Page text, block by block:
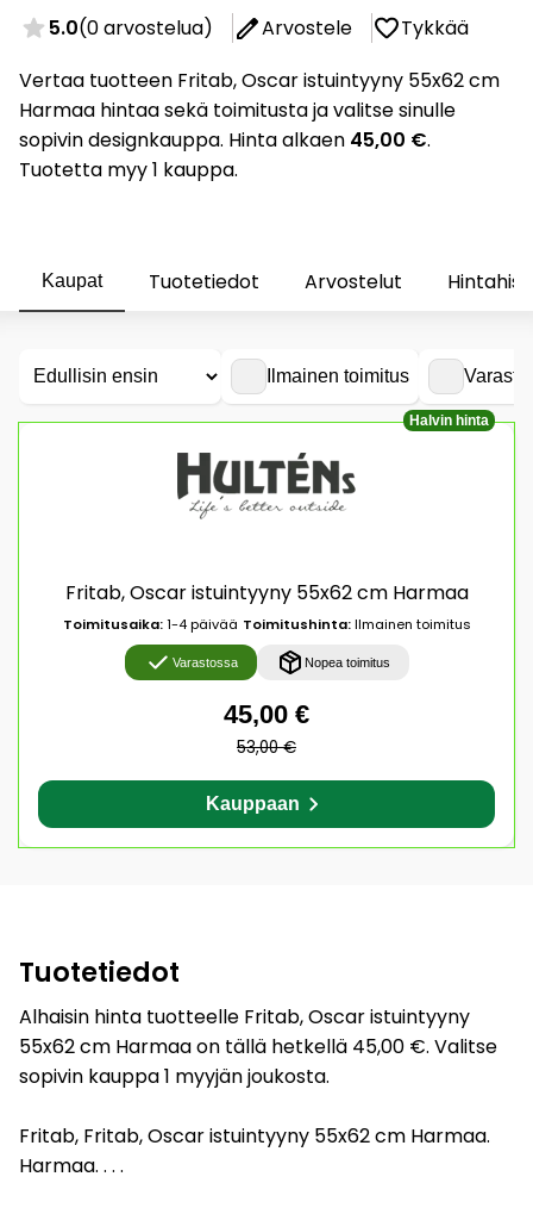
5.0(0 arvostelua) Arvostele
Tykkää
Vertaa tuotteen Fritab, Oscar istuintyyny 55x62 cm
Harmaa hintaa sekä toimitusta ja valitse sinulle
sopivin designkauppa. Hinta alkaen 45,00 €.
Tuotetta myy 1 kauppa.
Kaupat Tuotetiedot Arvostelut
Ilmainen toimitus
Halvin hinta
Fritab, Oscar istuintyyny 55x62 cm Harmaa
Toimitusaika:1-4 päivää Toimitushinta:Ilmainen toimitus
Varastossa Nopea toimitus
45,00 €
53,00 €
Kauppaan
Tuotetiedot
Alhaisin hinta tuotteelle Fritab, Oscar istuintyyny
55x62 cm Harmaa on tällä hetkellä 45,00 €. Valitse
sopivin kauppa 1 myyjän joukosta.
Fritab, Fritab, Oscar istuintyyny 55x62 cm Harmaa.
Harmaa. . . .